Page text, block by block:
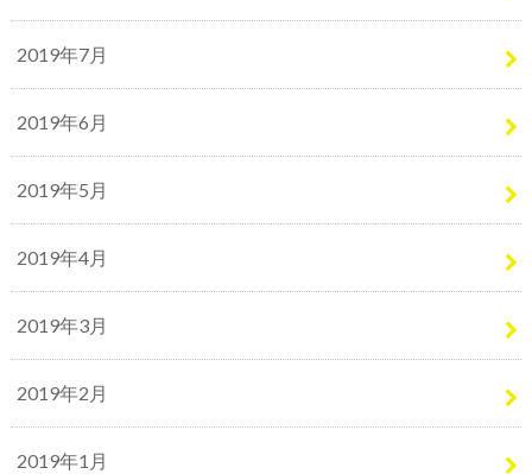
2019年7月
2019年6月
2019年5月
2019年4月
2019年3月
2019年2月
2019年1月